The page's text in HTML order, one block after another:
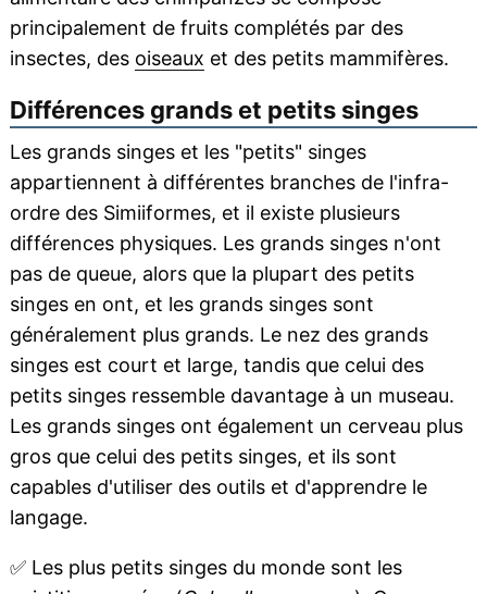
principalement de fruits complétés par des
insectes, des oiseaux et des petits mammifères.
Différences grands et petits singes
Les grands singes et les "petits" singes
appartiennent à différentes branches de l'infra-
ordre des Simiiformes, et il existe plusieurs
différences physiques. Les grands singes n'ont
pas de queue, alors que la plupart des petits
singes en ont, et les grands singes sont
généralement plus grands. Le nez des grands
singes est court et large, tandis que celui des
petits singes ressemble davantage à un museau.
Les grands singes ont également un cerveau plus
gros que celui des petits singes, et ils sont
capables d'utiliser des outils et d'apprendre le
langage.
✅Les plus petits singes du monde sont les